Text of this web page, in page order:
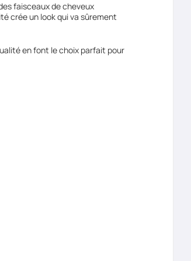
faisceaux de cheveux
crée un look qui va sûrement
en font le choix parfait pour